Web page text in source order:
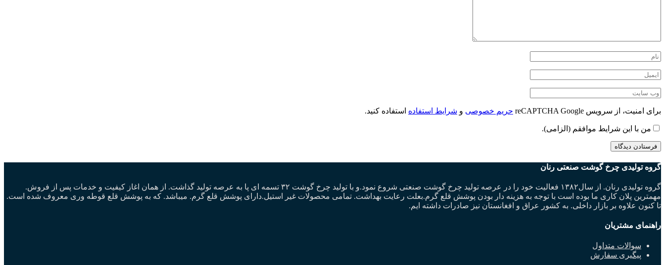
برای امنیت، از سرویس reCAPTCHA Google حریم خصوصی و شرایط استفاده استفاده کنید.
من با این شرایط موافقم (الزامی).
گروه تولیدی چرخ گوشت صنعتی رنان
گروه تولیدی رنان. از سال۱۳۸۲ فعالیت خود را در عرصه تولید چرخ گوشت صنعتی شروع نمود.و با تولید چرخ گوشت ۳۲ تسمه ای پا به عرصه تولید گذاشت. از همان اغاز کیفیت و خدمات پس از فروش.
مهمترین پلان کاری ما بوده است با توجه به هزینه دار بودن پوشش قلع گرم.بعلت رعایت بهداشت. تمامی محصولات غیر استیل.دارای پوشش قلع گرم. میباشد. که به پوشش قلع قوطه وری معروف شده است.
تا کنون علاوه بر بازار داخلی. به کشور عراق و افغانستان نیز صادرات داشته ایم.
راهنمای مشتریان
سوالات متداول
پیگیری سفارش